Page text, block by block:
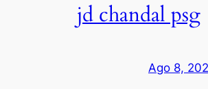
jd chandal psg
Ago 8,